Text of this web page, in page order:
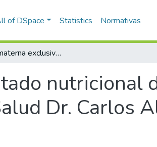
of DSpace Statistics Normativas
Lactancia materna exclusiva y estado nutricional del lactante de 0 a 6 meses en el Centro de Salud Dr. Carlos Alfredo Ayestas la Torre, Abancay 2024
nutricional
Dr. Carlos